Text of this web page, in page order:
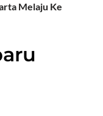
Melaju Ke